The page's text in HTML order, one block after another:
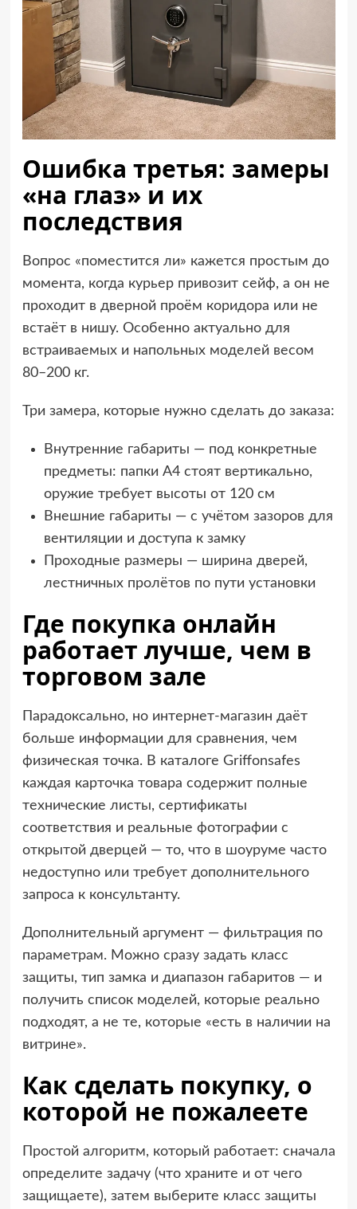
Ошибка третья: замеры
«на глаз» и их
последствия
Вопрос «поместится ли» кажется простым до
момента, когда курьер привозит сейф, а он не
проходит в дверной проём коридора или не
встаёт в нишу. Особенно актуально для
встраиваемых и напольных моделей весом
80–200 кг.
Три замера, которые нужно сделать до заказа:
Внутренние габариты — под конкретные
предметы: папки А4 стоят вертикально,
оружие требует высоты от 120 см
Внешние габариты — с учётом зазоров для
вентиляции и доступа к замку
Проходные размеры — ширина дверей,
лестничных пролётов по пути установки
Где покупка онлайн
работает лучше, чем в
торговом зале
Парадоксально, но интернет-магазин даёт
больше информации для сравнения, чем
физическая точка. В каталоге Griffonsafes
каждая карточка товара содержит полные
технические листы, сертификаты
соответствия и реальные фотографии с
открытой дверцей — то, что в шоуруме часто
недоступно или требует дополнительного
запроса к консультанту.
Дополнительный аргумент — фильтрация по
параметрам. Можно сразу задать класс
защиты, тип замка и диапазон габаритов — и
получить список моделей, которые реально
подходят, а не те, которые «есть в наличии на
витрине».
Как сделать покупку, о
которой не пожалеете
Простой алгоритм, который работает: сначала
определите задачу (что храните и от чего
защищаете), затем выберите класс защиты